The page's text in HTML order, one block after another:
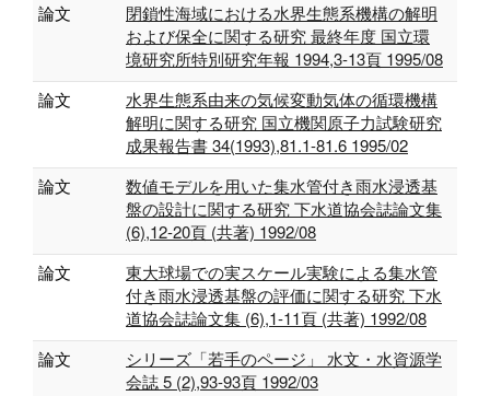
論文
閉鎖性海域における水界生態系機構の解明
および保全に関する研究 最終年度 国立環
境研究所特別研究年報 1994,3-13頁 1995/08
論文
水界生態系由来の気候変動気体の循環機構
解明に関する研究 国立機関原子力試験研究
成果報告書 34(1993),81.1-81.6 1995/02
論文
数値モデルを用いた集水管付き雨水浸透基
盤の設計に関する研究 下水道協会誌論文集
(6),12-20頁 (共著) 1992/08
論文
東大球場での実スケール実験による集水管
付き雨水浸透基盤の評価に関する研究 下水
道協会誌論文集 (6),1-11頁 (共著) 1992/08
論文
シリーズ「若手のページ」 水文・水資源学
会誌 5 (2),93-93頁 1992/03